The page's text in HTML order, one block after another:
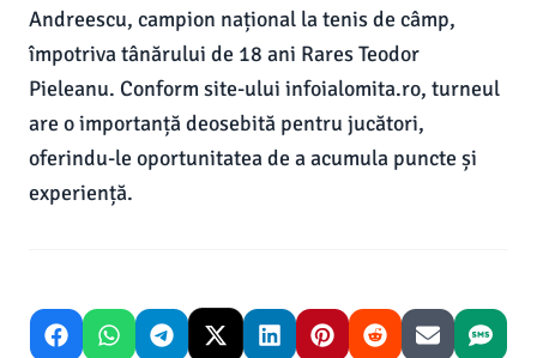
Andreescu, campion național la tenis de câmp,
împotriva tânărului de 18 ani Rares Teodor
Pieleanu. Conform site-ului infoialomita.ro, turneul
are o importanță deosebită pentru jucători,
oferindu-le oportunitatea de a acumula puncte și
experiență.